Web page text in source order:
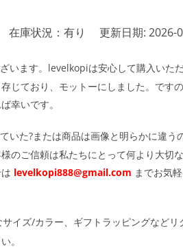
在庫状況：有り 更新日期: 2026-
います。levelkopiは安心して購入いた
じており、モットーにしました。です
幸いです。
いた?または商品は画像と明らかに違う
のご信頼は私たちにとって何より大切な
levelkopi888@gmail.com までお気
イズ/カラー、ギフトラッピングなどリ
。